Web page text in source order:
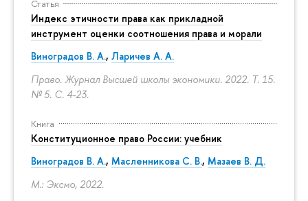
Статья
Индекс этичности права как прикладной
инструмент оценки соотношения права и морали
Виноградов В. А., Ларичев А. А.
Право. Журнал Высшей школы экономики. 2022. Т. 15.
№ 5. С. 4-23.
Книга
Конституционное право России: учебник
Виноградов В. А., Масленникова С. В., Мазаев В. Д.
М.: Эксмо, 2022.